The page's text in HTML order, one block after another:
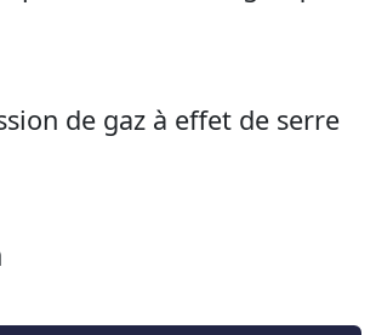
de gaz à effet de serre